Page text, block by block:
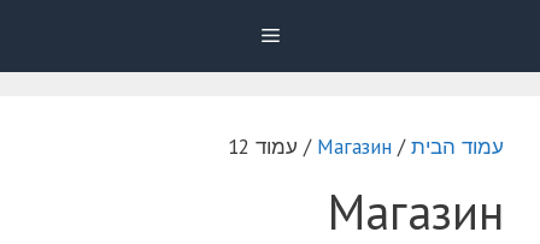
Menu
עמוד הבית/
Магазин / עמוד 12
Магазин